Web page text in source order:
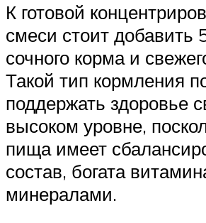
К готовой
смеси стоит добавить
сочного корма и
Такой тип кормления
поддержать здоровье
высоком уровне,
пища имеет
состав, богата
минералами.